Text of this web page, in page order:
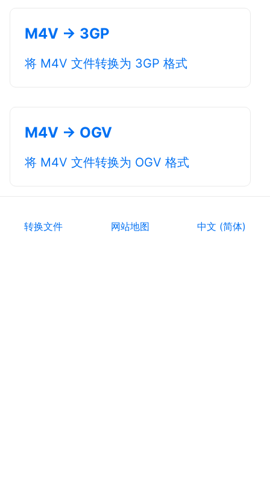
M4V → 3GP
将 M4V 文件转换为 3GP 格式
M4V → OGV
将 M4V 文件转换为 OGV 格式
转换文件 网站地图 中文 (简体)